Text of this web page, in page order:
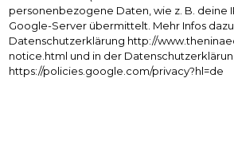
personenbezogene Daten, wie z. B. deine
Google-Server übermittelt. Mehr Infos
Datenschutzerklärung http://
notice.html und in der
https://policies.google.com/privacy?hl=de